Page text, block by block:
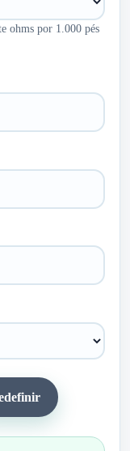
ohms por 1.000 pés